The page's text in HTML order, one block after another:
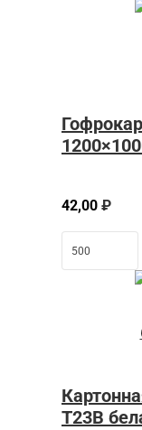
42,00 ₽
Т23B